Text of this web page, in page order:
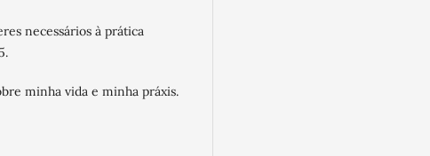
necessários à prática
minha vida e minha práxis.